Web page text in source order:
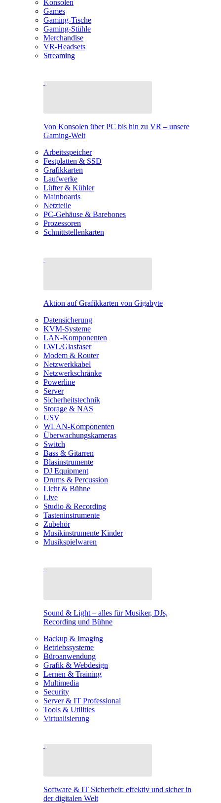
Konsolen
Games
Gaming-Tische
Gaming-Stühle
Merchandise
VR-Headsets
Streaming
Von Konsolen über PC bis hin zu VR – unsere
Gaming-Welt
Arbeitsspeicher
Festplatten & SSD
Grafikkarten
Laufwerke
Lüfter & Kühler
Mainboards
Netzteile
PC-Gehäuse & Barebones
Prozessoren
Schnittstellenkarten
Aktion auf Grafikkarten von Gigabyte
Datensicherung
KVM-Systeme
LAN-Komponenten
LWL/Glasfaser
Modem & Router
Netzwerkkabel
Netzwerkschränke
Powerline
Server
Sicherheitstechnik
Storage & NAS
USV
WLAN-Komponenten
Überwachungskameras
Switch
Bass & Gitarren
Blasinstrumente
DJ Equipment
Drums & Percussion
Licht & Bühne
Live
Studio & Recording
Tasteninstrumente
Zubehör
Musikinstrumente Kinder
Musikspielwaren
Sound & Light – alles für Musiker, DJs,
Recording und Bühne
Backup & Imaging
Betriebssysteme
Büroanwendung
Grafik & Webdesign
Lernen & Training
Multimedia
Security
Server & IT Professional
Tools & Utilities
Virtualisierung
Software & IT Sicherheit: effektiv und sicher in
der digitalen Welt